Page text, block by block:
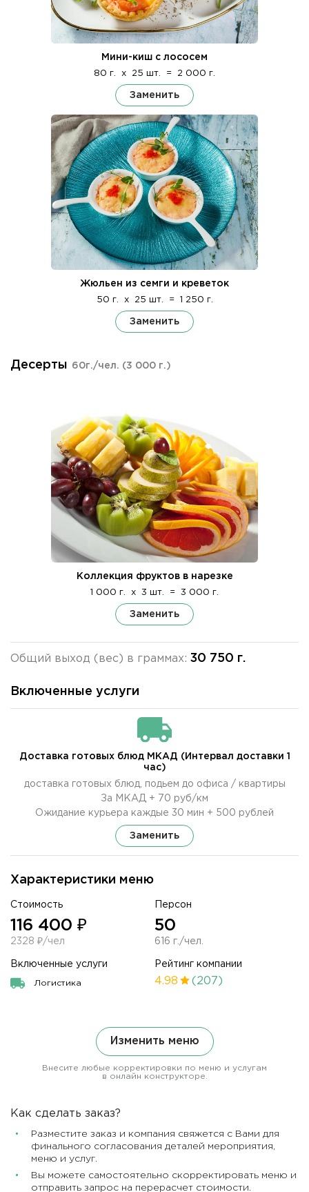
Характеристики меню
Стоимость
116 400 ₽
2328 ₽/чел
Персон
50
616 г./чел.
Включенные услуги
Логистика
Рейтинг компании
4.98 (207)
Мини-киш с лососем
80 г. x 25 шт. = 2 000 г.
Заменить
Жюльен из семги и креветок
50 г. x 25 шт. = 1 250 г.
Заменить
Десерты 60г./чел. (3 000 г.)
Коллекция фруктов в нарезке
1 000 г. x 3 шт. = 3 000 г.
Заменить
Общий выход (вес) в граммах: 30 750 г.
Изменить меню
Внесите любые корректировки по меню и услугам
в онлайн конструкторе.
Включенные услуги
Доставка готовых блюд МКАД (Интервал доставки 1
час)
доставка готовых блюд, подьем до офиса / квартиры
За МКАД + 70 руб/км
Ожидание курьера каждые 30 мин + 500 рублей
Заменить
Как сделать заказ?
Разместите заказ и компания свяжется с Вами для
финального согласования деталей мероприятия,
меню и услуг.
Вы можете самостоятельно скорректировать меню и
отправить запрос на перерасчет стоимости.